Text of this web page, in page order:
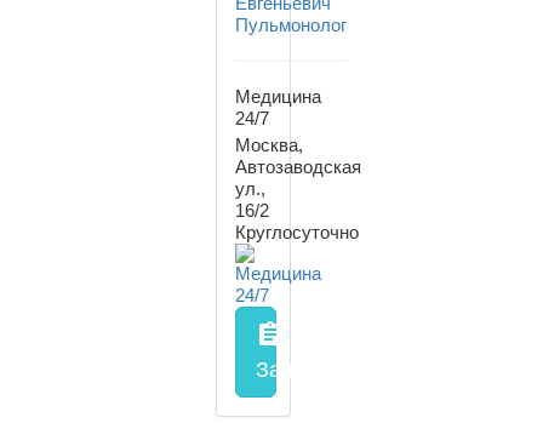
Пульмонолог
Медицина
24/7
Москва,
Автозаводская
ул.,
16/2
Круглосуточно
assignment
Запись на прием